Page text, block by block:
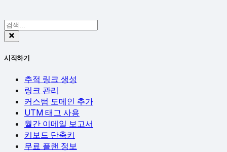
시작하기
추적 링크 생성
링크 관리
커스텀 도메인 추가
UTM 태그 사용
월간 이메일 보고서
키보드 단축키
무료 플랜 정보